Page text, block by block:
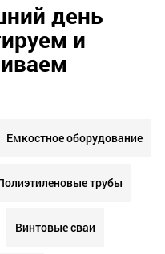
день
и
Емкостное оборудование
трубы
Винтовые сваи